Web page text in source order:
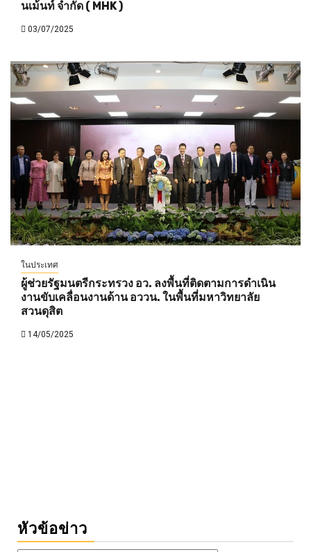
นเม้นท์ จำกัด ( MHK )
03/07/2025
ในประเทศ
ผู้ช่วยรัฐมนตรีกระทรวง อว. ลงพื้นที่ติดตามการดำเนิน
งานขับเคลื่อนงานด้าน อววน. ในพื้นที่มหาวิทยาลัย
สวนดุสิต
14/05/2025
หัวข้อข่าว